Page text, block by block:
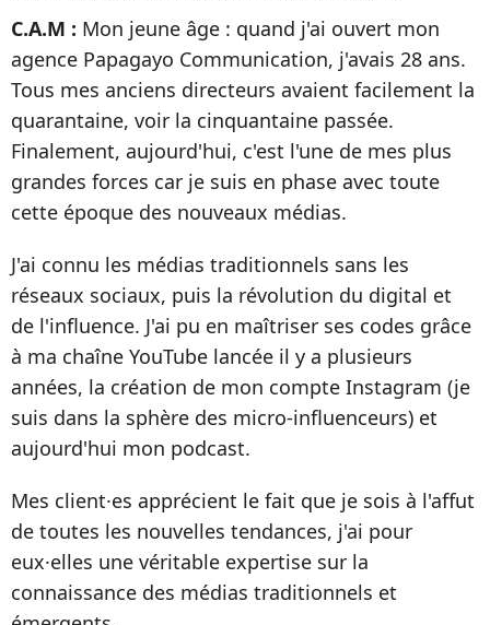
C.A.M : Mon jeune âge : quand j'ai ouvert mon
agence Papagayo Communication, j'avais 28 ans.
Tous mes anciens directeurs avaient facilement la
quarantaine, voir la cinquantaine passée.
Finalement, aujourd'hui, c'est l'une de mes plus
grandes forces car je suis en phase avec toute
cette époque des nouveaux médias.
J'ai connu les médias traditionnels sans les
réseaux sociaux, puis la révolution du digital et
de l'influence. J'ai pu en maîtriser ses codes grâce
à ma chaîne YouTube lancée il y a plusieurs
années, la création de mon compte Instagram (je
suis dans la sphère des micro-influenceurs) et
aujourd'hui mon podcast.
Mes client·es apprécient le fait que je sois à l'affut
de toutes les nouvelles tendances, j'ai pour
eux·elles une véritable expertise sur la
connaissance des médias traditionnels et